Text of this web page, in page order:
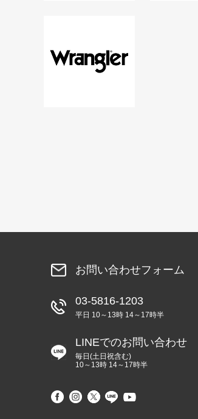
お問い合わせフォーム
03-5816-1203
平日 10～13時 14～17時半
LINEでのお問い合わせ
毎日(土日祝含む)
10～13時 14～17時半